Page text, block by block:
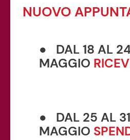
NUOVO
● DAL 18 AL
MAGGIO
● DAL 25 AL 31
MAGGIO